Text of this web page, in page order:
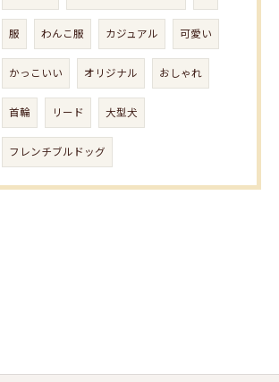
服 わんこ服 カジュアル 可愛い
かっこいい オリジナル おしゃれ
首輪 リード 大型犬
フレンチブルドッグ